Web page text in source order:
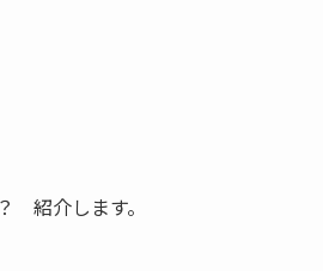
紹介します。